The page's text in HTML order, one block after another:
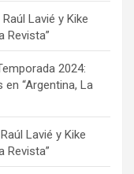
Lavié y Kike
Revista”
2024:
en “Argentina, La
Lavié y Kike
Revista”